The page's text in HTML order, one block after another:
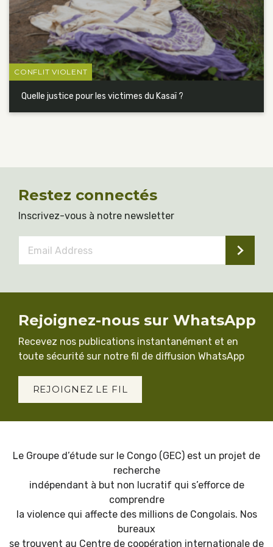
Quelle justice pour les victimes du Kasaï ?
CONFLIT VIOLENT
Restez connectés
Inscrivez-vous à notre newsletter
Address *
Rejoignez-nous sur WhatsApp
Recevez nos publications instantanément et en
toute sécurité sur notre fil de diffusion WhatsApp
REJOIGNEZ LE FIL
Le Groupe d’étude sur le Congo (GEC) est un projet de
recherche
indépendant à but non lucratif qui s’efforce de
comprendre
la violence qui affecte des millions de Congolais. Nos
bureaux
se trouvent au Centre de coopération internationale de